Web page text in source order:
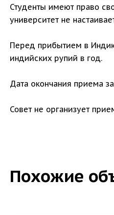
Студенты имеют право
университет не
Перед прибытием в
индийских рупий в год.
Дата окончания приема
Совет не организует
Похожие